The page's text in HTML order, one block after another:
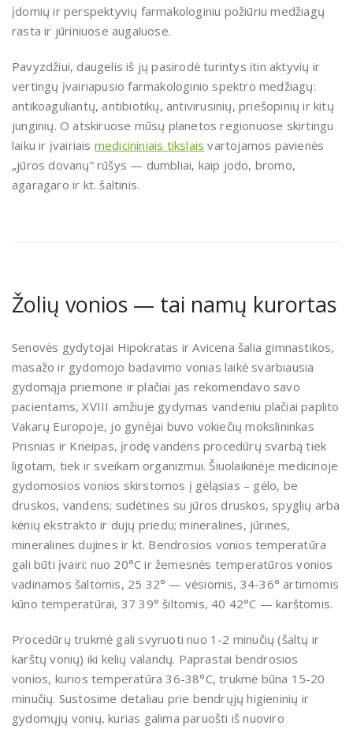
įdomių ir perspektyvių farmakologiniu požiūriu medžiagų
rasta ir jūriniuose augaluose.
Pavyzdžiui, daugelis iš jų pasirodė turintys itin aktyvių ir
vertingų įvairiapusio farmakologinio spektro medžiagų:
antikoaguliantų, antibiotikų, antivirusinių, priešopinių ir kitų
junginių. O atskiruose mūsų planetos regionuose skirtingu
laiku ir įvairiais medicininiais tikslais vartojamos pavienės
„jūros dovanų” rūšys — dumbliai, kaip jodo, bromo,
agaragaro ir kt. šaltinis.
Žolių vonios — tai namų kurortas
Senovės gydytojai Hipokratas ir Avicena šalia gimnastikos,
masažo ir gydomojo badavimo vonias laikė svarbiausia
gydomąja priemone ir plačiai jas rekomendavo savo
pacientams, XVIII amžiuje gydymas vandeniu plačiai paplito
Vakarų Europoje, jo gynėjai buvo vokiečių mokslininkas
Prisnias ir Kneipas, įrodę vandens procedūrų svarbą tiek
ligotam, tiek ir sveikam organizmui. Šiuolaikinėje medicinoje
gydomosios vonios skirstomos į gėląsias – gėlo, be
druskos, vandens; sudėtines su jūros druskos, spyglių arba
kėnių ekstrakto ir dujų priedu; mineralines, jūrines,
mineralines dujines ir kt. Bendrosios vonios temperatūra
gali būti įvairi: nuo 20°C ir žemesnės temperatūros vonios
vadinamos šaltomis, 25 32° — vėsiomis, 34-36° artimomis
kūno temperatūrai, 37 39° šiltomis, 40 42°C — karštomis.
Procedūrų trukmė gali svyruoti nuo 1-2 minučių (šaltų ir
karštų vonių) iki kelių valandų. Paprastai bendrosios
vonios, kurios temperatūra 36-38°C, trukmė būna 15-20
minučių. Sustosime detaliau prie bendrųjų higieninių ir
gydomųjų vonių, kurias galima paruošti iš nuoviro